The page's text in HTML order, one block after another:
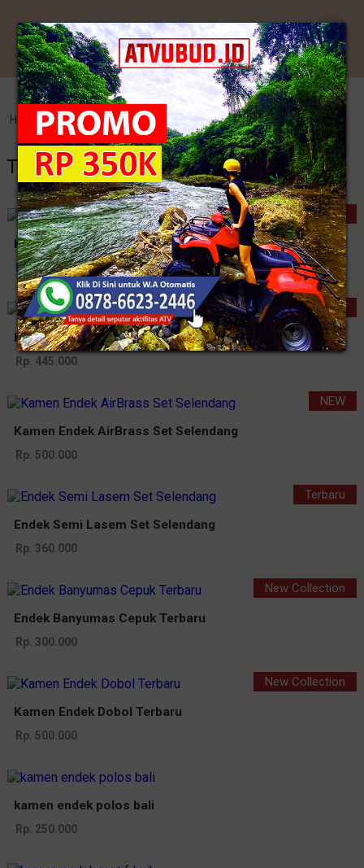
Kategori
Home > Endek Bali >Tenun Lombok
Tenun Lombok
NEW
Kamen Endek Semi Lasem
Rp. 480.000
New Collection
Kamen Endek Catri Set Selendang
Rp. 445.000
NEW
Kamen Endek AirBrass Set Selendang
Rp. 500.000
Terbaru
Endek Semi Lasem Set Selendang
Rp. 360.000
New Collection
Endek Banyumas Cepuk Terbaru
Rp. 300.000
New Collection
Kamen Endek Dobol Terbaru
Rp. 500.000
kamen endek polos bali
Rp. 250.000